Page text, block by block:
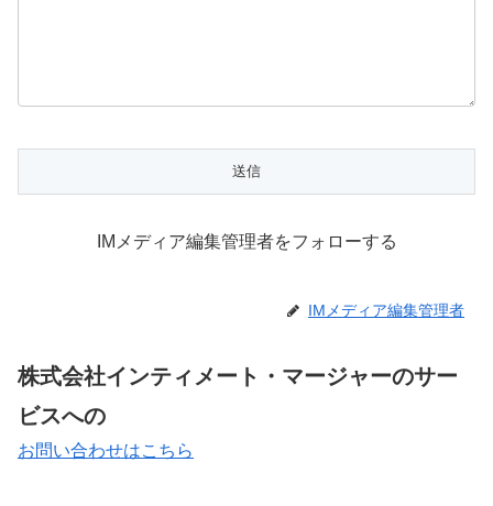
IMメディア編集管理者をフォローする
IMメディア編集管理者
株式会社インティメート・マージャーのサー
ビスへの
お問い合わせはこちら